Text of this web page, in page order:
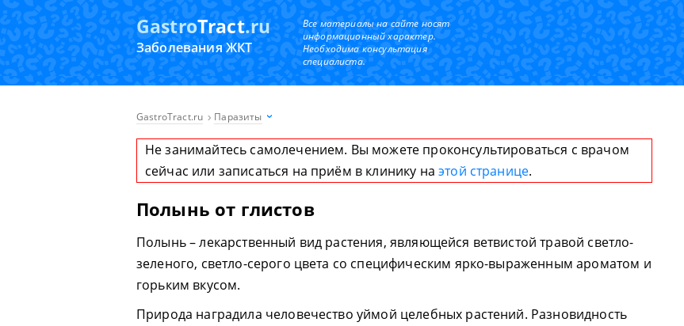
GastroTract.ru
Заболевания ЖКТ
Все материалы на сайте носят
информационный характер.
Необходима консультация
специалиста.
GastroTract.ru Паразиты
Не занимайтесь самолечением. Вы можете проконсультироваться с врачом
сейчас или записаться на приём в клинику наэтой странице.
Полынь от глистов
Полынь – лекарственный вид растения, являющейся ветвистой травой светло-
зеленого, светло-серого цвета со специфическим ярко-выраженным ароматом и
горьким вкусом.
Природа наградила человечество уймой целебных растений. Разновидность